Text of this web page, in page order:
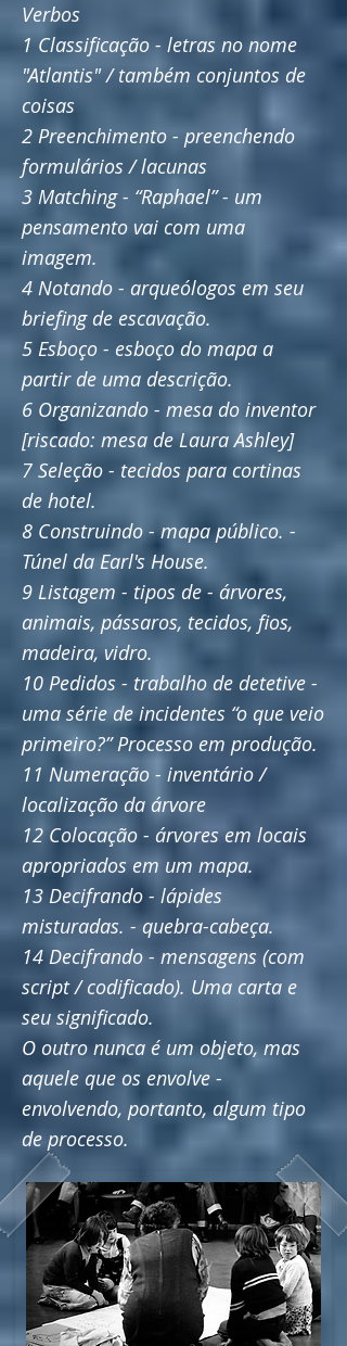
Verbos
1 Classificação - letras no nome
"Atlantis" / também conjuntos de
coisas
2 Preenchimento - preenchendo
formulários / lacunas
3 Matching - “Raphael” - um
pensamento vai com uma
imagem.
4 Notando - arqueólogos em seu
briefing de escavação.
5 Esboço - esboço do mapa a
partir de uma descrição.
6 Organizando - mesa do inventor
[riscado: mesa de Laura Ashley]
7 Seleção - tecidos para cortinas
de hotel.
8 Construindo - mapa público. -
Túnel da Earl's House.
9 Listagem - tipos de - árvores,
animais, pássaros, tecidos, fios,
madeira, vidro.
10 Pedidos - trabalho de detetive -
uma série de incidentes “o que veio
primeiro?” Processo em produção.
11 Numeração - inventário /
localização da árvore
12 Colocação - árvores em locais
apropriados em um mapa.
13 Decifrando - lápides
misturadas. - quebra-cabeça.
14 Decifrando - mensagens (com
script / codificado). Uma carta e
seu significado.
O outro nunca é um objeto, mas
aquele que os envolve -
envolvendo, portanto, algum tipo
de processo.